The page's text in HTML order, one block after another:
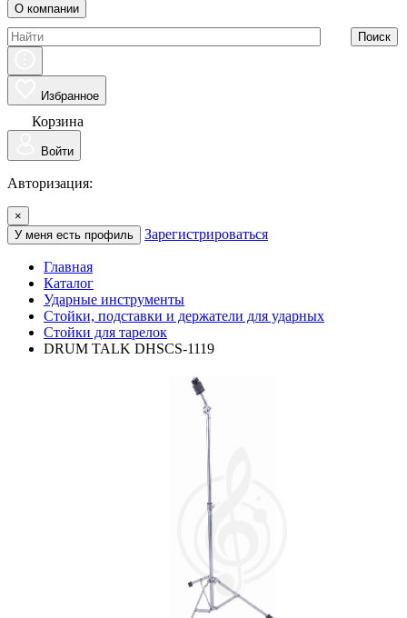
О компании
Поиск
Избранное
Корзина
Войти
Авторизация:
×
У меня есть профиль
Зарегистрироваться
Главная
Каталог
Ударные инструменты
Стойки, подставки и держатели для ударных
Стойки для тарелок
DRUM TALK DHSCS-1119